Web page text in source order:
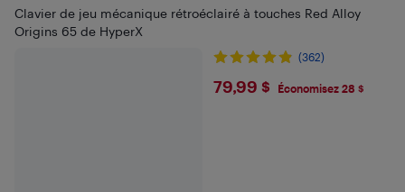
Clavier de jeu mécanique rétroéclairé à touches Red Alloy
Origins 65 de HyperX
(362)
$79.99
79,99 $ Économisez 28 $